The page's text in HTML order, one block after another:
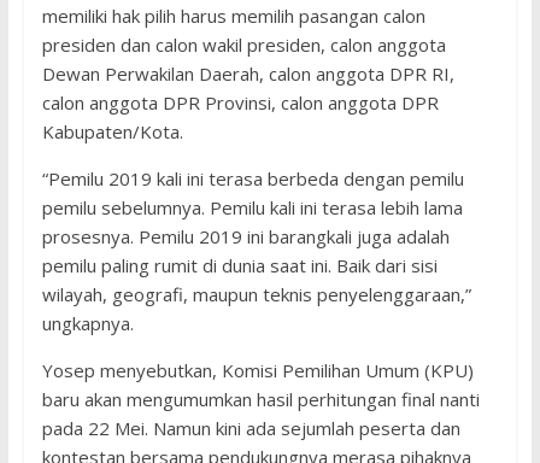
memiliki hak pilih harus memilih pasangan calon
presiden dan calon wakil presiden, calon anggota
Dewan Perwakilan Daerah, calon anggota DPR RI,
calon anggota DPR Provinsi, calon anggota DPR
Kabupaten/Kota.
“Pemilu 2019 kali ini terasa berbeda dengan pemilu
pemilu sebelumnya. Pemilu kali ini terasa lebih lama
prosesnya. Pemilu 2019 ini barangkali juga adalah
pemilu paling rumit di dunia saat ini. Baik dari sisi
wilayah, geografi, maupun teknis penyelenggaraan,”
ungkapnya.
Yosep menyebutkan, Komisi Pemilihan Umum (KPU)
baru akan mengumumkan hasil perhitungan final nanti
pada 22 Mei. Namun kini ada sejumlah peserta dan
kontestan bersama pendukungnya merasa pihaknya